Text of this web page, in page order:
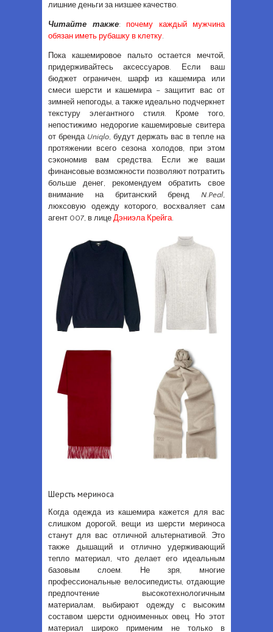
лишние деньги за низшее качество.
Читайте также: почему каждый мужчина
обязан иметь рубашку в клетку.
Пока кашемировое пальто остается мечтой,
придерживайтесь аксессуаров. Если ваш
бюджет ограничен, шарф из кашемира или
смеси шерсти и кашемира – защитит вас от
зимней непогоды, а также идеально подчеркнет
текстуру элегантного стиля. Кроме того,
непостижимо недорогие кашемировые свитера
от бренда Uniqlo, будут держать вас в тепле на
протяжении всего сезона холодов, при этом
сэкономив вам средства. Если же ваши
финансовые возможности позволяют потратить
больше денег, рекомендуем обратить свое
внимание на британский бренд N.Peal,
люксовую одежду которого, восхваляет сам
агент 007, в лице Дэниэла Крейга.
Шерсть мериноса
Когда одежда из кашемира кажется для вас
слишком дорогой, вещи из шерсти мериноса
станут для вас отличной альтернативой. Это
также дышащий и отлично удерживающий
тепло материал, что делает его идеальным
базовым слоем. Не зря, многие
профессиональные велосипедисты, отдающие
предпочтение высокотехнологичным
материалам, выбирают одежду с высоким
составом шерсти одноименных овец. Но этот
материал широко применим не только в